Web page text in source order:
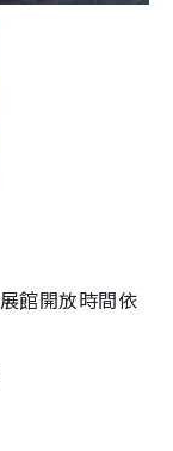
館開放時間依